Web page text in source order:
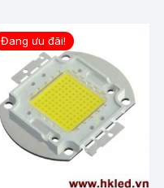
Đang ưu đãi!